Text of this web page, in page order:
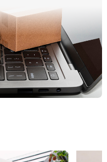
цветов Basic
выполненную с матовой
с глянцевой
палитры Lacquered, а также
выполненная из
информацию